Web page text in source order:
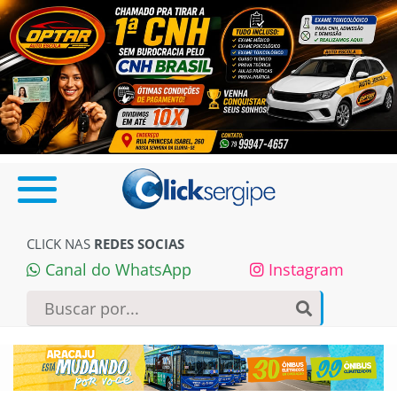
CLICK NAS REDES SOCIAS
Canal do WhatsApp Instagram